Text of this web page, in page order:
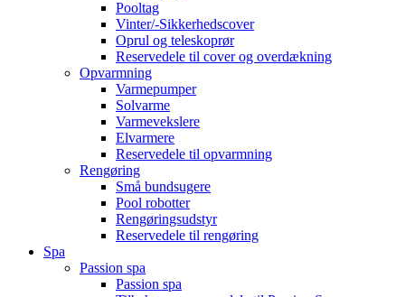
Pooltag
Vinter/-Sikkerhedscover
Oprul og teleskoprør
Reservedele til cover og overdækning
Opvarmning
Varmepumper
Solvarme
Varmevekslere
Elvarmere
Reservedele til opvarmning
Rengøring
Små bundsugere
Pool robotter
Rengøringsudstyr
Reservedele til rengøring
Spa
Passion spa
Passion spa